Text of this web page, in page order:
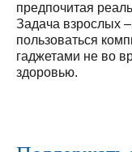
предпочитая
Задача взрослых –
пользоваться
гаджетами не во
здоровью.